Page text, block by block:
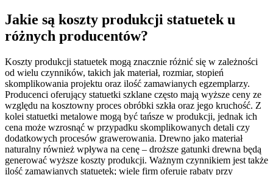
Jakie są koszty produkcji statuetek u
różnych producentów?
Koszty produkcji statuetek mogą znacznie różnić się w zależności
od wielu czynników, takich jak materiał, rozmiar, stopień
skomplikowania projektu oraz ilość zamawianych egzemplarzy.
Producenci oferujący statuetki szklane często mają wyższe ceny ze
względu na kosztowny proces obróbki szkła oraz jego kruchość. Z
kolei statuetki metalowe mogą być tańsze w produkcji, jednak ich
cena może wzrosnąć w przypadku skomplikowanych detali czy
dodatkowych procesów grawerowania. Drewno jako materiał
naturalny również wpływa na cenę – droższe gatunki drewna będą
generować wyższe koszty produkcji. Ważnym czynnikiem jest także
ilość zamawianych statuetek; wiele firm oferuje rabaty przy